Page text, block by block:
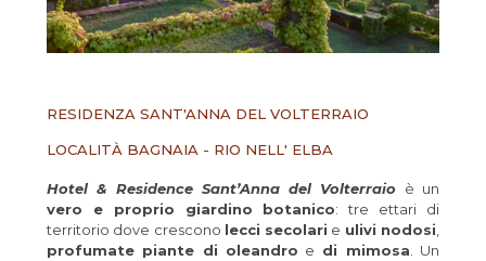
RESIDENZA SANT'ANNA DEL VOLTERRAIO
LOCALITÀ BAGNAIA - RIO NELL' ELBA
Hotel & Residence Sant’Anna del Volterraio
è un
vero e proprio giardino botanico: tre ettari di
territorio dove crescono lecci secolari e ulivi nodosi,
profumate piante di oleandro e di mimosa. Un